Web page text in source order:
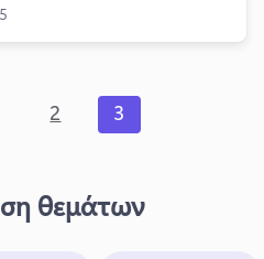
2 3
θεμάτων